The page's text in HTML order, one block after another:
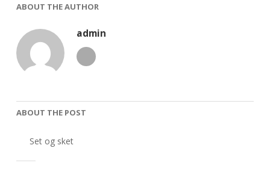
ABOUT THE AUTHOR
admin
ABOUT THE POST
Set og sket